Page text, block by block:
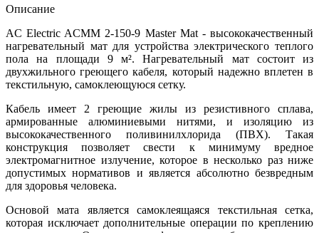
Описание
AC Electric ACMM 2-150-9 Master Mat - высококачественный
нагревательный мат для устройства электрического теплого
пола на площади 9 м². Нагревательный мат состоит из
двухжильного греющего кабеля, который надежно вплетен в
текстильную, самоклеющуюся сетку.
Кабель имеет 2 греющие жилы из резистивного сплава,
армированные алюминиевыми нитями, и изоляцию из
высококачественного поливинилхлорида (ПВХ). Такая
конструкция позволяет свести к минимуму вредное
электромагнитное излучение, которое в несколько раз ниже
допустимых нормативов и является абсолютно безвредным
для здоровья человека.
Основой мата является самоклеящаяся текстильная сетка,
которая исключает дополнительные операции по креплению